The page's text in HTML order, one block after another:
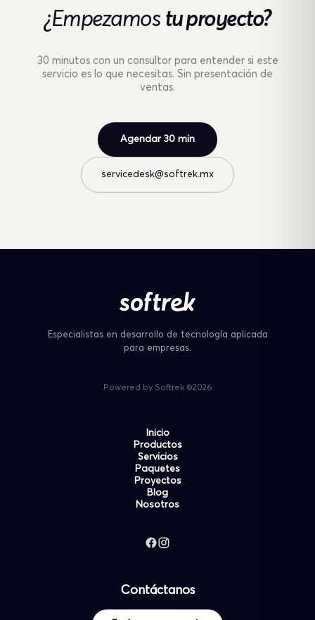
¿Empezamos tu proyecto?
30 minutos con un consultor para entender si este
servicio es lo que necesitas. Sin presentación de
ventas.
Agendar 30 min
servicedesk@softrek.mx
Inicio
Productos
Servicios
Paquetes
Proyectos
Blog
Nosotros
Especialistas en desarrollo de tecnología aplicada
para empresas.
Powered by Softrek ©2026
Contáctanos